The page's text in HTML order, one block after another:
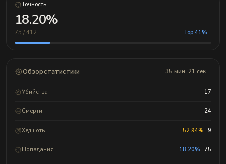
Точность
18.20%
75 / 412 Top 41%
Обзор статистики 35 мин. 21 сек.
Убийства 17
Смерти 24
Хедшоты 52.94% 9
Попадания 18.20% 75